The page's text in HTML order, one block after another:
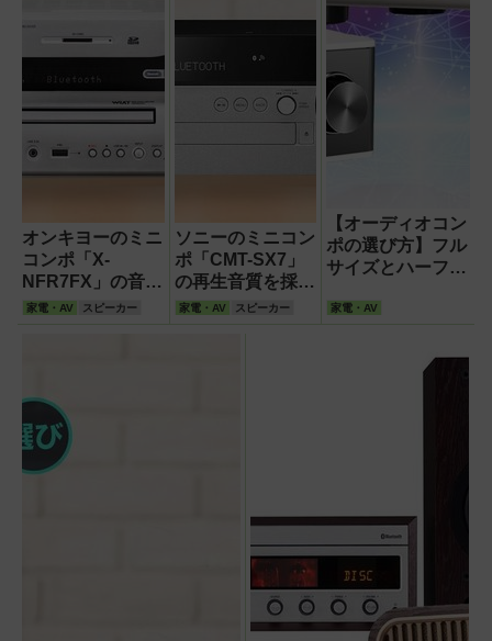
オンキヨーのミニ
コンポ「X-
NFR7FX」の音質
を評価!CD再生は
家電・AV スピーカー
ソニーのミニコン
ポ「CMT-SX7」
の再生音質を採
点!LDACコーデ
家電・AV スピーカー
【オーディオコン
ポの選び方】フル
サイズとハーフサ
家電・AV